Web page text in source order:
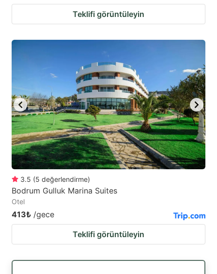
Teklifi görüntüleyin
3.5 (5 değerlendirme)
Bodrum Gulluk Marina Suites
Otel
413₺ /gece
Teklifi görüntüleyin